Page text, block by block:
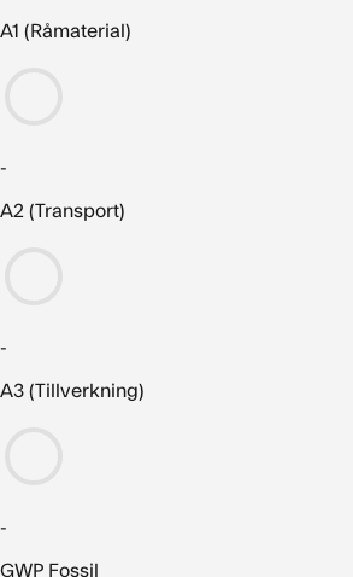
A1 (Råmaterial)
-
A2 (Transport)
-
A3 (Tillverkning)
-
GWP Fossil